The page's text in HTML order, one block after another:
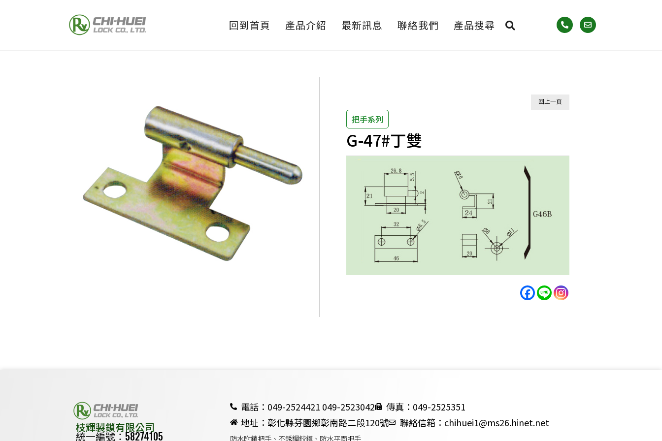
回到首頁 產品介紹 最新訊息 聯絡我們 產品搜尋
回上一頁
把手系列
G-47#丁雙
枝輝製鎖有限公司
統一編號：58274105
電話：049-2524421 049-2523042
傳真：049-2525351
地址：彰化縣芬園鄉彰南路二段120號
聯絡信箱：chihuei1@ms26.hinet.net
防水附鎖把手、不銹鋼鉸鏈、防水平面把手